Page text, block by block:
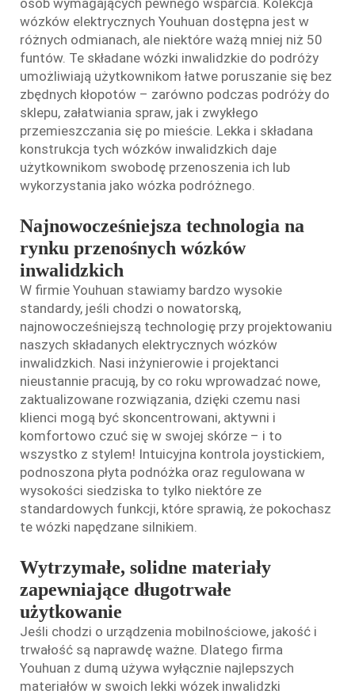
wózków elektrycznych Youhuan dostępna jest w
różnych odmianach, ale niektóre ważą mniej niż 50
funtów. Te składane wózki inwalidzkie do podróży
umożliwiają użytkownikom łatwe poruszanie się bez
zbędnych kłopotów – zarówno podczas podróży do
sklepu, załatwiania spraw, jak i zwykłego
przemieszczania się po mieście. Lekka i składana
konstrukcja tych wózków inwalidzkich daje
użytkownikom swobodę przenoszenia ich lub
wykorzystania jako wózka podróżnego.
Najnowocześniejsza technologia na
rynku przenośnych wózków
inwalidzkich
W firmie Youhuan stawiamy bardzo wysokie
standardy, jeśli chodzi o nowatorską,
najnowocześniejszą technologię przy projektowaniu
naszych składanych elektrycznych wózków
inwalidzkich. Nasi inżynierowie i projektanci
nieustannie pracują, by co roku wprowadzać nowe,
zaktualizowane rozwiązania, dzięki czemu nasi
klienci mogą być skoncentrowani, aktywni i
komfortowo czuć się w swojej skórze – i to
wszystko z stylem! Intuicyjna kontrola joystickiem,
podnoszona płyta podnóżka oraz regulowana w
wysokości siedziska to tylko niektóre ze
standardowych funkcji, które sprawią, że pokochasz
te wózki napędzane silnikiem.
Wytrzymałe, solidne materiały
zapewniające długotrwałe
użytkowanie
Jeśli chodzi o urządzenia mobilnościowe, jakość i
trwałość są naprawdę ważne. Dlatego firma
Youhuan z dumą używa wyłącznie najlepszych
materiałów w swoich lekki wózek inwalidzki